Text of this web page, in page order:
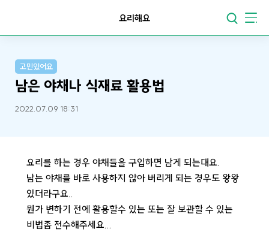
요리해요
고민있어요
남은 야채나 식재료 활용법
2022.07.09 18:31
요리를 하는 경우 야채들을 구입하면 남게 되는대요.
남는 야채를 바로 사용하지 않아 버리게 되는 경우도 왕왕
있더라구요..
뭔가 변하기 전에 활용할수 있는 또는 잘 보관할 수 있는
비법좀 전수해주세요...